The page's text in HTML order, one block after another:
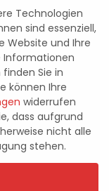
Raider: Legacy
Rätsel und
– im Test (PS5)
Technologien
sind essenziell,
Website und Ihre
Informationen
Sie in
können Ihre
widerrufen
dass aufgrund
nicht alle
stehen.